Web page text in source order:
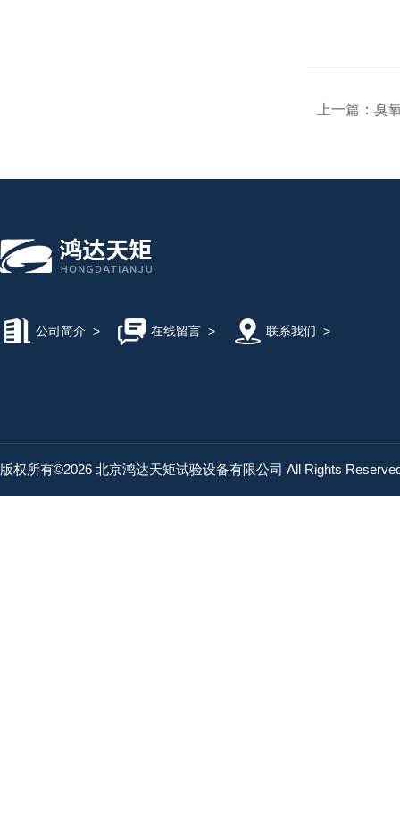
上一篇： 臭
公司简介 > 在线留言> 联系我们 >
版权所有©2026 北京鸿达天矩试验设备有限公司 All Rights